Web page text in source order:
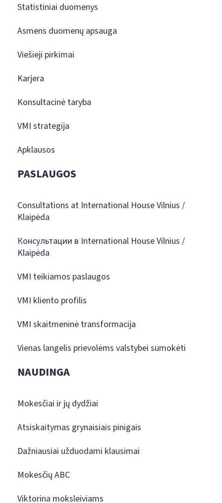
Statistiniai duomenys
Asmens duomenų apsauga
Viešieji pirkimai
Karjera
Konsultacinė taryba
VMI strategija
Apklausos
PASLAUGOS
Consultations at International House Vilnius /
Klaipėda
Консультации в International House Vilnius /
Klaipėda
VMI teikiamos paslaugos
VMI kliento profilis
VMI skaitmeninė transformacija
Vienas langelis prievolėms valstybei sumokėti
NAUDINGA
Mokesčiai ir jų dydžiai
Atsiskaitymas grynaisiais pinigais
Dažniausiai užduodami klausimai
Mokesčių ABC
Viktorina moksleiviams